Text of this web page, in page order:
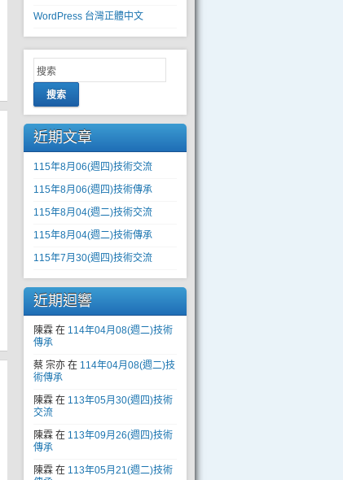
WordPress 台灣正體中文
搜索
近期文章
115年8月06(週四)技術交流
115年8月06(週四)技術傳承
115年8月04(週二)技術交流
115年8月04(週二)技術傳承
115年7月30(週四)技術交流
近期迴響
陳霖 在 114年04月08(週二)技術
傳承
蔡 宗亦 在 114年04月08(週二)技
術傳承
陳霖 在 113年05月30(週四)技術
交流
陳霖 在 113年09月26(週四)技術
傳承
陳霖 在 113年05月21(週二)技術